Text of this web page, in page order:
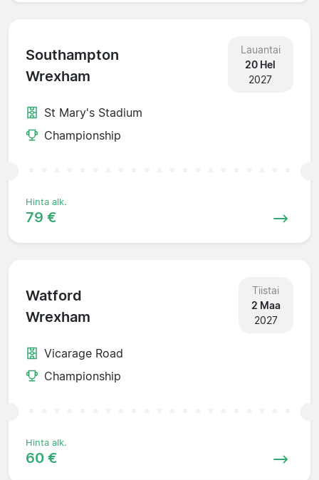
Southampton
Wrexham
Lauantai
20 Hel
2027
St Mary's Stadium
Championship
Hinta alk.
79 €
Watford
Wrexham
Tiistai
2 Maa
2027
Vicarage Road
Championship
Hinta alk.
60 €